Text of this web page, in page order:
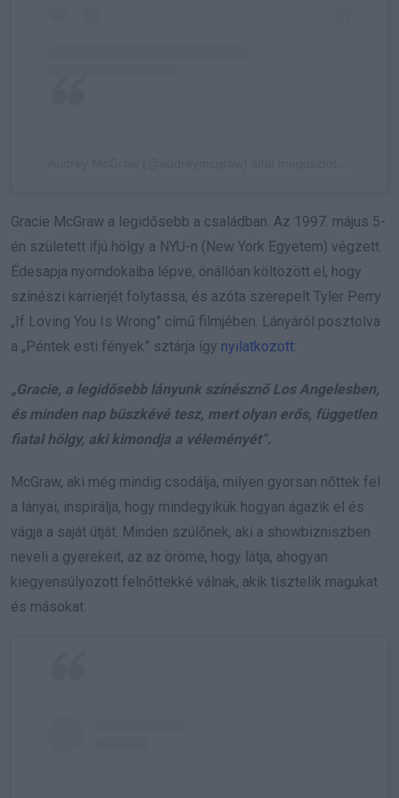
Gracie McGraw a legidősebb a családban. Az 1997. május 5-
én született ifjú hölgy a NYU-n (New York Egyetem) végzett.
Édesapja nyomdokaiba lépve, önállóan költözött el, hogy
színészi karrierjét folytassa, és azóta szerepelt Tyler Perry
„If Loving You Is Wrong” című filmjében. Lányáról posztolva
a „Péntek esti fények” sztárja így nyilatkozott:
„Gracie, a legidősebb lányunk színésznő Los Angelesben,
és minden nap büszkévé tesz, mert olyan erős, független
fiatal hölgy, aki kimondja a véleményét”.
McGraw, aki még mindig csodálja, milyen gyorsan nőttek fel
a lányai, inspirálja, hogy mindegyikük hogyan ágazik el és
vágja a saját útját. Minden szülőnek, aki a showbizniszben
neveli a gyerekeit, az az öröme, hogy látja, ahogyan
kiegyensúlyozott felnőttekké válnak, akik tisztelik magukat
és másokat.